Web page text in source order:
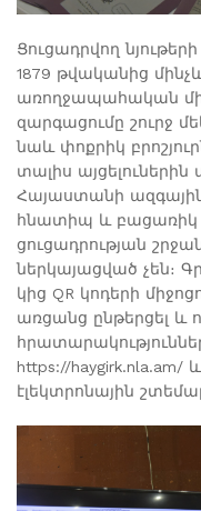
Ցուցադրվող
1879 թվականից
առողջապահական
զարգացումը շուրջ
նաև փոքրիկ
տալիս
Հայաստանի
հնատիպ և բացառիկ
ցուցադրության
ներկայացված չեն։
կից QR կոդերի
առցանց ընթերցել և
https://haygirk.nla.am/
էլեկտրոնային